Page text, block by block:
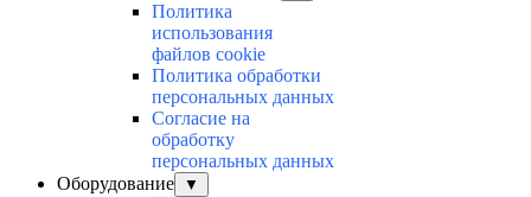
Политика
использования
файлов cookie
Политика обработки
персональных данных
Согласие на
обработку
персональных данных
Оборудование
▼